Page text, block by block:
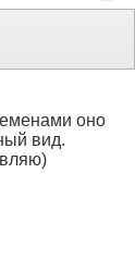
оно
вид.